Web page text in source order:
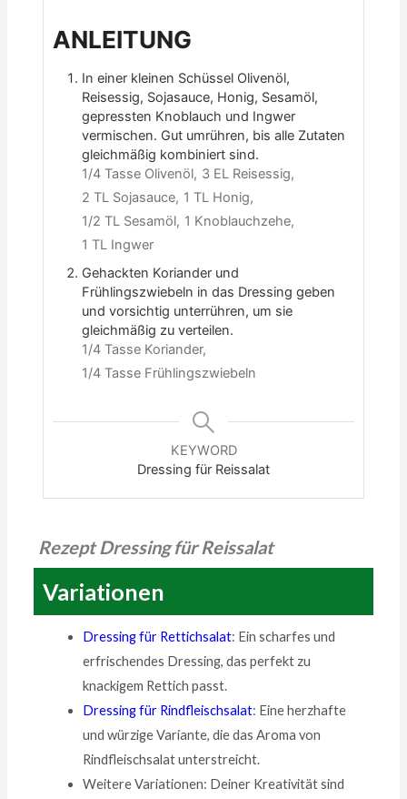
ANLEITUNG
In einer kleinen Schüssel Olivenöl,
Reisessig, Sojasauce, Honig, Sesamöl,
gepressten Knoblauch und Ingwer
vermischen. Gut umrühren, bis alle Zutaten
gleichmäßig kombiniert sind.
1/4 Tasse Olivenöl, 3 EL Reisessig,
2 TL Sojasauce, 1 TL Honig,
1/2 TL Sesamöl, 1 Knoblauchzehe,
1 TL Ingwer
Gehackten Koriander und
Frühlingszwiebeln in das Dressing geben
und vorsichtig unterrühren, um sie
gleichmäßig zu verteilen.
1/4 Tasse Koriander,
1/4 Tasse Frühlingszwiebeln
KEYWORD
Dressing für Reissalat
Rezept Dressing für Reissalat
Variationen
Dressing für Rettichsalat: Ein scharfes und
erfrischendes Dressing, das perfekt zu
knackigem Rettich passt.
Dressing für Rindfleischsalat: Eine herzhafte
und würzige Variante, die das Aroma von
Rindfleischsalat unterstreicht.
Weitere Variationen: Deiner Kreativität sind